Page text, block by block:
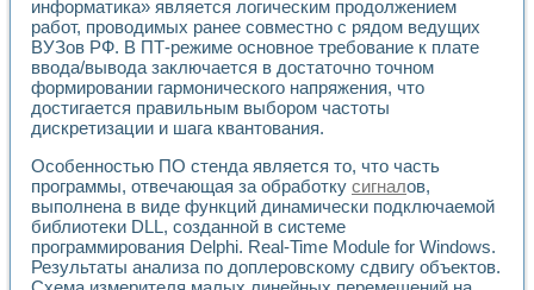
Измерительный контроль с применением
Моделирование надежности и эффективности систем
Лабораторные практикумы и учебные стенды
Автоматизация лабораторного стенда по измерению
Автоматизированные лабораторные комплексы для
Виртуальный прибор для исследования нелинейных
Использование программ ELECTRONICS WORKBENCH-
Лабораторный практикум по дисциплине «Цифровые
Лабораторный практикум по ИНС на основе LabVIEW
Лабораторный практикум по основам теории коммутации
Опыт использования NI LabVIEW для создания
информатика» является логическим продолжением
работ, проводимых ранее совместно с рядом ведущих
ВУЗов РФ. В ПТ-режиме основное требование к плате
ввода/вывода заключается в достаточно точном
формировании гармонического напряжения, что
достигается правильным выбором частоты
дискретизации и шага квантования.
Особенностью ПО стенда является то, что часть
программы, отвечающая за обработку сигналов,
выполнена в виде функций динамически подключаемой
библиотеки DLL, созданной в системе
программирования Delphi. Real-Time Module for Windows.
Результаты анализа по доплеровскому сдвигу объектов.